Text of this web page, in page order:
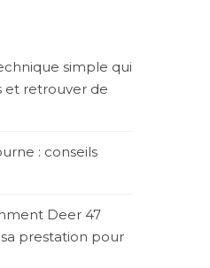
simple qui
et retrouver de
: conseils
Deer 47
prestation pour